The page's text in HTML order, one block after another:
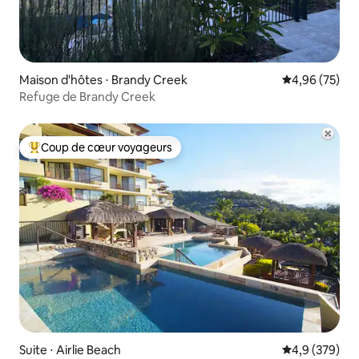
Maison d'hôtes ⋅ Brandy Creek Évaluation
4,96 (75)
Refuge de Brandy Creek
Coups de cœur voyageurs les plus appréciés
Coup de cœur voyageurs
Suite ⋅ Airlie Beach Évaluation
4,9 (379)